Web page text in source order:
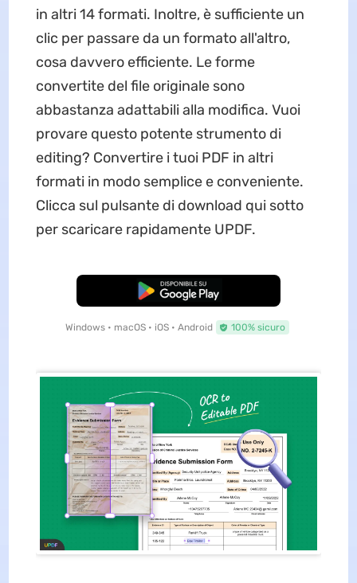
in altri 14 formati. Inoltre, è sufficiente un
clic per passare da un formato all'altro,
cosa davvero efficiente. Le forme
convertite del file originale sono
abbastanza adattabili alla modifica. Vuoi
provare questo potente strumento di
editing? Convertire i tuoi PDF in altri
formati in modo semplice e conveniente.
Clicca sul pulsante di download qui sotto
per scaricare rapidamente UPDF.
Download Gratis
Windows • macOS • iOS • Android 100% sicuro